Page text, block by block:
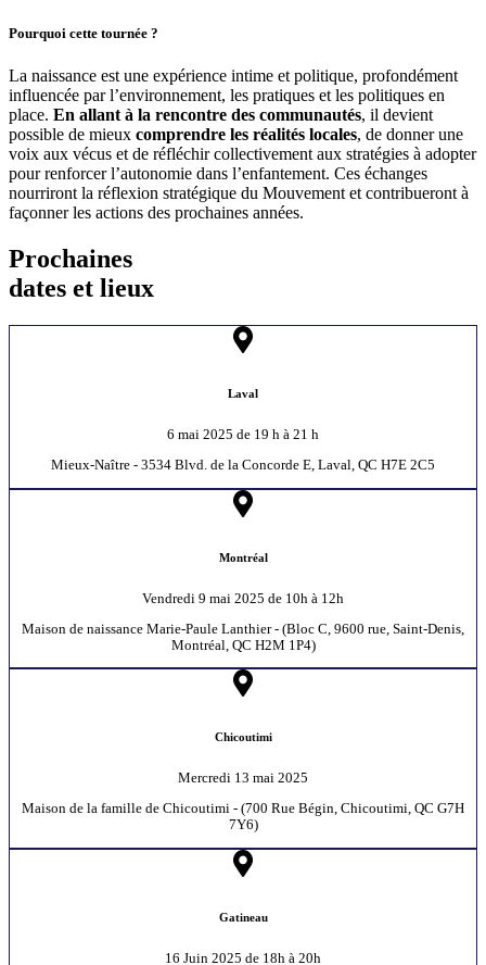
Pourquoi cette tournée ?
La naissance est une expérience intime et politique, profondément
influencée par l’environnement, les pratiques et les politiques en
place. En allant à la rencontre des communautés, il devient
possible de mieux comprendre les réalités locales, de donner une
voix aux vécus et de réfléchir collectivement aux stratégies à adopter
pour renforcer l’autonomie dans l’enfantement. Ces échanges
nourriront la réflexion stratégique du Mouvement et contribueront à
façonner les actions des prochaines années.
Prochaines
dates et lieux
Laval
6 mai 2025 de 19 h à 21 h
Mieux-Naître - 3534 Blvd. de la Concorde E, Laval, QC H7E 2C5
Montréal
Vendredi 9 mai 2025 de 10h à 12h
Maison de naissance Marie-Paule Lanthier - (Bloc C, 9600 rue, Saint-Denis,
Montréal, QC H2M 1P4)
Chicoutimi
Mercredi 13 mai 2025
Maison de la famille de Chicoutimi - (700 Rue Bégin, Chicoutimi, QC G7H
7Y6)
Gatineau
16 Juin 2025 de 18h à 20h